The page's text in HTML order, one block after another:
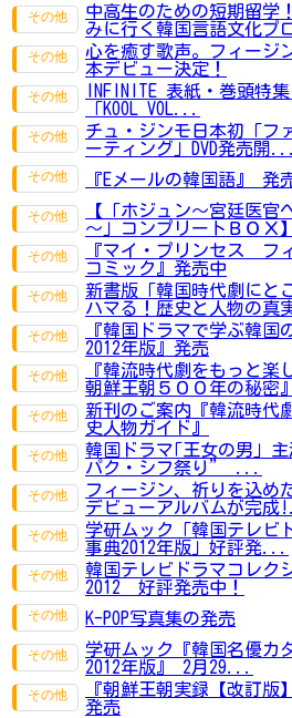
中高生のための短期留学
みに行く韓国言語文化プ
心を癒す歌声。フィージ
本デビュー決定！
INFINITE 表紙・巻頭特
「KOOL VOL...
チュ・ジンモ日本初「フ
ーティング」DVD発売開...
『Eメールの韓国語』 発
【「ホジュン～宮廷医官
～」コンプリートＢＯＸ
『マイ・プリンセス フ
コミック』発売中
新書版「韓国時代劇にと
ハマる！歴史と人物の真
『韓国ドラマで学ぶ韓国
2012年版』発売
『韓流時代劇をもっと楽
朝鮮王朝５００年の秘密
新刊のご案内『韓流時代
史人物ガイド』
韓国ドラマ｢王女の男｣
パク・シフ祭り” ...
フィージン、祈りを込め
デビューアルバムが完
学研ムック「韓国テレビ
事典2012年版」好評発...
韓国テレビドラマコレク
2012 好評発売中！
K-POP写真集の発売
学研ムック『韓国名優カ
2012年版』 2月29...
『朝鮮王朝実録【改訂版
発売